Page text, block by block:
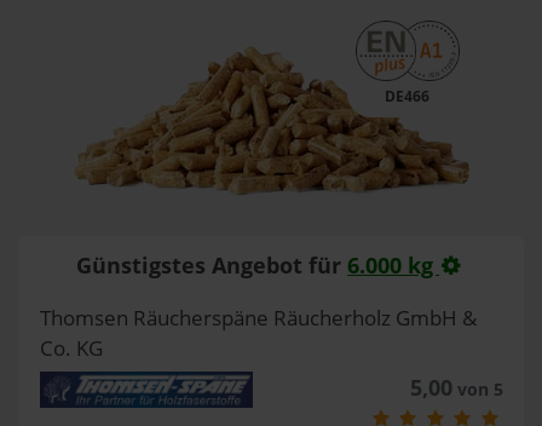
DE466
Günstigstes Angebot für 6.000 kg
Thomsen Räucherspäne Räucherholz GmbH &
Co. KG
5,00 von 5